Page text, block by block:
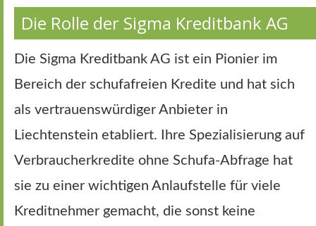
Die Rolle der Sigma Kreditbank AG
Die Sigma Kreditbank AG ist ein Pionier im
Bereich der schufafreien Kredite und hat sich
als vertrauenswürdiger Anbieter in
Liechtenstein etabliert. Ihre Spezialisierung auf
Verbraucherkredite ohne Schufa-Abfrage hat
sie zu einer wichtigen Anlaufstelle für viele
Kreditnehmer gemacht, die sonst keine